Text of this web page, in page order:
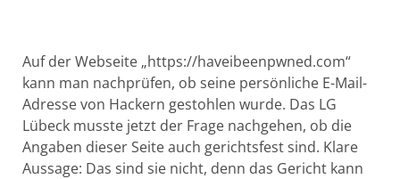
Auf der Webseite „https://haveibeenpwned.com“
kann man nachprüfen, ob seine persönliche E-Mail-
Adresse von Hackern gestohlen wurde. Das LG
Lübeck musste jetzt der Frage nachgehen, ob die
Angaben dieser Seite auch gerichtsfest sind. Klare
Aussage: Das sind sie nicht, denn das Gericht kann